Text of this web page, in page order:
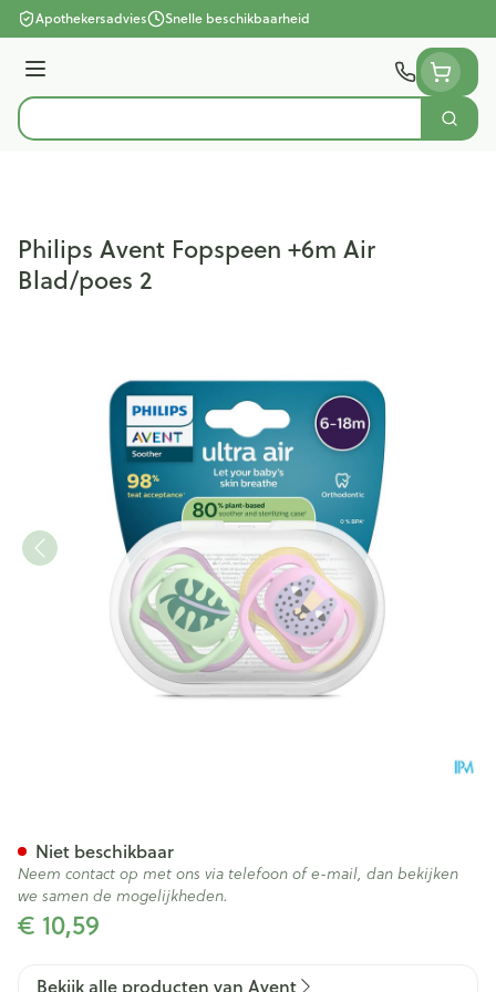
Ga naar de inhoud
Apothekersadvies Snelle beschikbaarheid
Menu
Product, merk, categorie...
Zoek
Philips Avent Fopspeen +6m Air
Blad/poes 2
€ 10,59
Niet beschikbaar
Neem contact op met ons via telefoon of e-mail, dan bekijken
we samen de mogelijkheden.
Bekijk alle producten van Avent